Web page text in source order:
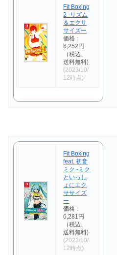
Fit Boxing
2 -リズム
＆エクサ
サイズー
価格：
6,252円
（税込、
送料無料)
(2023/10/
12時点)
Fit Boxing
feat. 初音
ミク -ミク
といっし
ょにエク
ササイズ
ー
価格：
6,281円
（税込、
送料無料)
(2023/10/
12時点)